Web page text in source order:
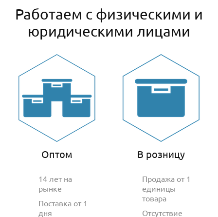
Работаем с физическими и
юридическими лицами
Оптом
14 лет на
рынке
Поставка от 1
дня
В розницу
Продажа от 1
единицы
товара
Отсутствие